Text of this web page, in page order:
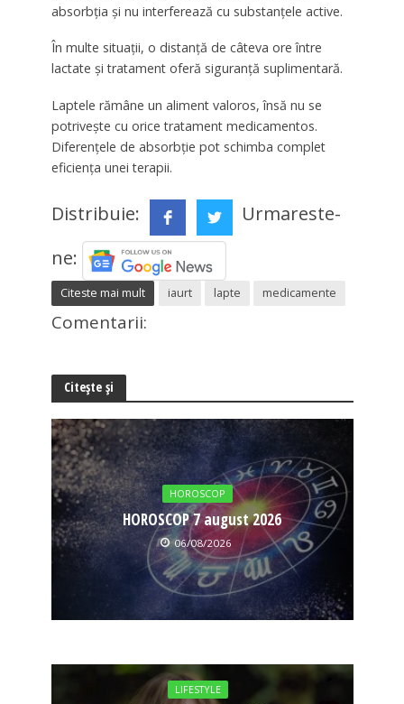
absorbția și nu interferează cu substanțele active.
În multe situații, o distanță de câteva ore între
lactate și tratament oferă siguranță suplimentară.
Laptele rămâne un aliment valoros, însă nu se
potrivește cu orice tratament medicamentos.
Diferențele de absorbție pot schimba complet
eficiența unei terapii.
Distribuie:
Urmareste-
ne:
Citeste mai mult iaurt lapte medicamente
Comentarii:
Citește și
HOROSCOP
HOROSCOP 7 august 2026
06/08/2026
LIFESTYLE